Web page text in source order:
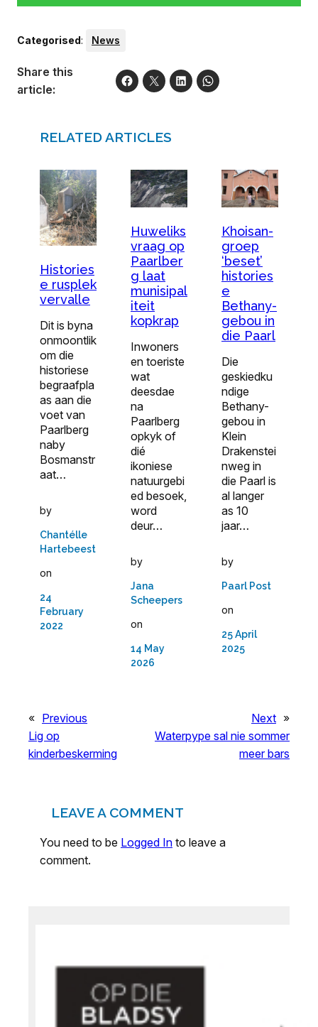
Categorised: News
Share this
article:
RELATED ARTICLES
Histories
e rusplek
vervalle
Dit is byna
onmoontlik
om die
historiese
begraafpla
as aan die
voet van
Paarlberg
naby
Bosmanstr
aat…
by
Chantélle
Hartebeest
on
24
February
2022
Huweliks
vraag op
Paarlber
g laat
munisipal
iteit
kopkrap
Inwoners
en toeriste
wat
deesdae
na
Paarlberg
opkyk of
dié
ikoniese
natuurgebi
ed besoek,
word
deur…
by
Jana
Scheepers
on
14 May
2026
Khoisan-
groep
‘beset’
histories
e
Bethany-
gebou in
die Paarl
Die
geskiedku
ndige
Bethany-
gebou in
Klein
Drakenstei
nweg in
die Paarl is
al langer
as 10
jaar…
by
Paarl Post
on
25 April
2025
« Previous
Lig op
kinderbeskerming
Next »
Waterpype sal nie sommer
meer bars
LEAVE A COMMENT
You need to be Logged In to leave a
comment.